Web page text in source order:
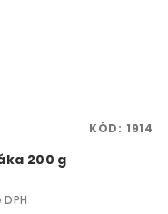
200 g
KÓD: 1914